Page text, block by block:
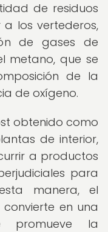
de residuos
los vertederos,
de gases de
metano, que se
de la
de oxígeno.
obtenido como
de interior,
a productos
para
manera, el
en una
promueve la